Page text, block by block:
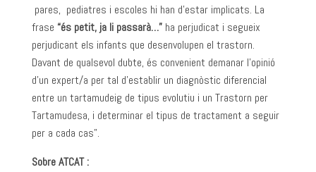
pares, pediatres i escoles hi han d’estar implicats. La
frase “és petit, ja li passarà…”ha perjudicat i segueix
perjudicant els infants que desenvolupen el trastorn.
Davant de qualsevol dubte, és convenient demanar l’opinió
d’un expert/a per tal d’establir un diagnòstic diferencial
entre un tartamudeig de tipus evolutiu i un Trastorn per
Tartamudesa, i determinar el tipus de tractament a seguir
per a cada cas”.
Sobre ATCAT :